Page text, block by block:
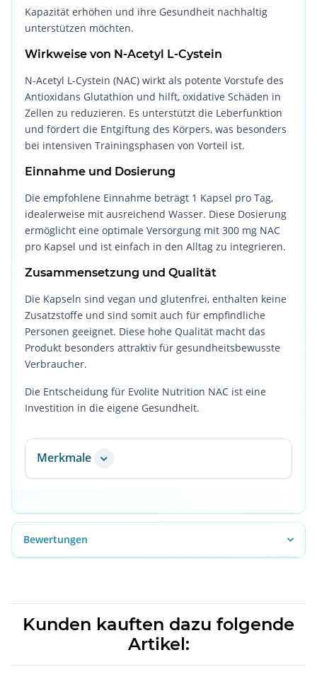
Kapazität erhöhen und ihre Gesundheit nachhaltig
unterstützen möchten.
Wirkweise von N-Acetyl L-Cystein
N-Acetyl L-Cystein (NAC) wirkt als potente Vorstufe des
Antioxidans Glutathion und hilft, oxidative Schäden in
Zellen zu reduzieren. Es unterstützt die Leberfunktion
und fördert die Entgiftung des Körpers, was besonders
bei intensiven Trainingsphasen von Vorteil ist.
Einnahme und Dosierung
Die empfohlene Einnahme beträgt 1 Kapsel pro Tag,
idealerweise mit ausreichend Wasser. Diese Dosierung
ermöglicht eine optimale Versorgung mit 300 mg NAC
pro Kapsel und ist einfach in den Alltag zu integrieren.
Zusammensetzung und Qualität
Die Kapseln sind vegan und glutenfrei, enthalten keine
Zusatzstoffe und sind somit auch für empfindliche
Personen geeignet. Diese hohe Qualität macht das
Produkt besonders attraktiv für gesundheitsbewusste
Verbraucher.
Die Entscheidung für Evolite Nutrition NAC ist eine
Investition in die eigene Gesundheit.
Merkmale
Bewertungen
Kunden kauften dazu folgende
Artikel: